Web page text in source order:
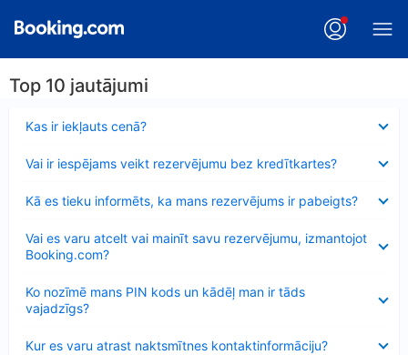
Top 10 jautājumi
Kas ir iekļauts cenā?
Vai ir iespējams veikt rezervējumu bez kredītkartes?
Kā es tieku informēts, ka mans rezervējums ir pabeigts?
Vai es varu atcelt vai mainīt savu rezervējumu, izmantojot
Booking.com?
Ko nozīmē mans PIN kods un kādēļ man ir tāds
vajadzīgs?
Kur es varu atrast naktsmītnes kontaktinformāciju?